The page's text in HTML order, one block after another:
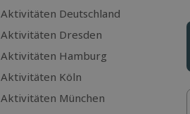
Aktivitäten Deutschland
Aktivitäten Dresden
Aktivitäten Hamburg
Aktivitäten Köln
Aktivitäten München